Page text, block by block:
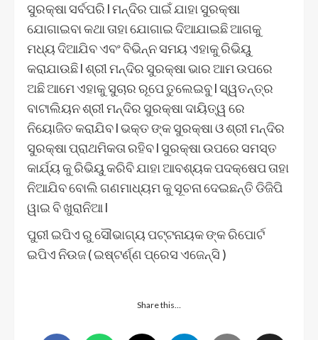
ସୁରକ୍ଷା ସର୍ବପରି l ମନ୍ଦିର ପାଇଁ ଯାହା ସୁରକ୍ଷା
ଯୋଗାଇବା କଥା ତାହା ଯୋଗାଇ ଦିଆଯାଇଛି ଆଗକୁ
ମଧ୍ୟ ଦିଆଯିବ ଏବଂ ବିଭିନ୍ନ ସମୟ ଏହାକୁ ରିଭିୟୁ
କରାଯାଉଛି l ଶ୍ରୀ ମନ୍ଦିର ସୁରକ୍ଷା ଭାର ଆମ ଉପରେ
ଅଛି ଆମେ ଏହାକୁ ସୁଚାର ରୂପେ ତୁଲେଇବୁ l ସ୍ୱତନ୍ତ୍ର
ବାଟାଲିୟନ ଶ୍ରୀ ମନ୍ଦିର ସୁରକ୍ଷା ଦାୟିତ୍ୱ ରେ
ନିୟୋଜିତ କରାଯିବ l ଭକ୍ତ ଙ୍କ ସୁରକ୍ଷା ଓ ଶ୍ରୀ ମନ୍ଦିର
ସୁରକ୍ଷା ପ୍ରାଥମିକତା ରହିବ l ସୁରକ୍ଷା ଉପରେ ସମସ୍ତ
କାର୍ଯ୍ୟ କୁ ରିଭିୟୁ କରିବି ଯାହା ଆବଶ୍ୟକ ପଦକ୍ଷେପ ତାହା
ନିଆଯିବ ବୋଲି ଗଣମାଧ୍ୟମ କୁ ସୂଚନା ଦେଇଛନ୍ତି ଡିଜିପି
ୱାଇ ବି ଖୁରାନିଆ l
ପୁରୀ ଇପିଏ ରୁ ସୌଭାଗ୍ୟ ପଟ୍ଟନାୟକ ଙ୍କ ରିପୋର୍ଟ
ଇପିଏ ନିଉଜ ( ଇଷ୍ଟର୍ଣ୍ଣ ପ୍ରେସ ଏଜେନ୍ସି )
Share this…